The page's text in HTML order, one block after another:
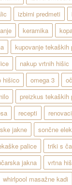
izbirni predmeti
keramika
kupovanje tekaških
nakup vrtnih hišic
hišico
omega 3
preizkus tekaških
recepti
jakne
sončne
palice triki s
jakna
vrtna
whirlpool masažne kadi